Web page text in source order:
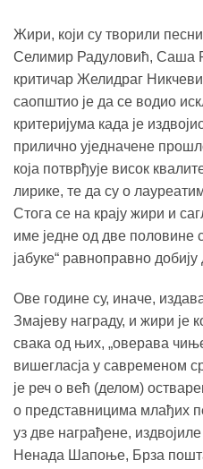
Жири, који су творили
Селимир Радуловић, Саша
критичар Желидраг
саопштио је да се водио
критеријума када је
прилично уједначене
која потврђује висок
лирике, те да су о
Стога се на крају жири и
име једне од две половине
јабуке“ равноправно
Ове године су, иначе,
Змајеву награду, и жири је
свака од њих, „оверава
вишегласја у савременом
је реч о већ (делом)
о представницима млађих
уз две награђене,
Ненада Шапоње, Брза